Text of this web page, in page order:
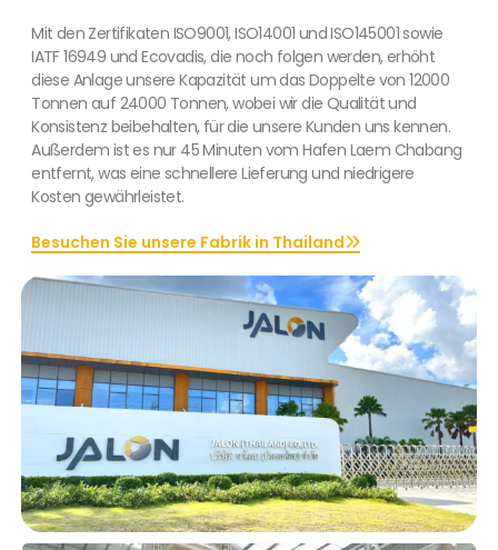
Mit den Zertifikaten ISO9001, ISO14001 und ISO145001 sowie
IATF 16949 und Ecovadis, die noch folgen werden, erhöht
diese Anlage unsere Kapazität um das Doppelte von 12000
Tonnen auf 24000 Tonnen, wobei wir die Qualität und
Konsistenz beibehalten, für die unsere Kunden uns kennen.
Außerdem ist es nur 45 Minuten vom Hafen Laem Chabang
entfernt, was eine schnellere Lieferung und niedrigere
Kosten gewährleistet.
Besuchen Sie unsere Fabrik in Thailand